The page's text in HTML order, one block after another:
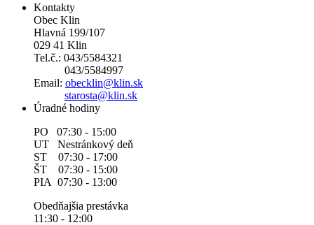
Kontakty
Obec Klin
Hlavná 199/107
029 41 Klin
Tel.č.: 043/5584321
043/5584997
Email: obecklin@klin.sk
starosta@klin.sk
Úradné hodiny
PO 07:30 - 15:00
UT Nestránkový deň
ST 07:30 - 17:00
ŠT 07:30 - 15:00
PIA 07:30 - 13:00
Obedňajšia prestávka
11:30 - 12:00